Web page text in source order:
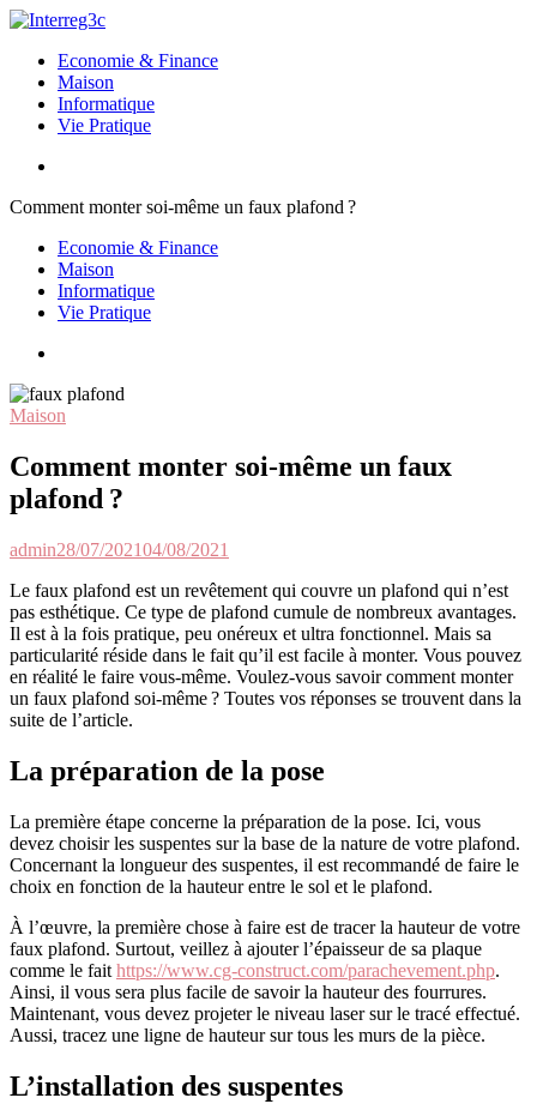
Aller
contenu
Interreg3cEconomie & Finance
Maison
Informatique
Vie Pratique
Comment monter soi-même un faux plafond ?
Economie & Finance
Maison
Informatique
Vie Pratique
Maison
Comment monter soi-même un faux
plafond ?
admin28/07/202104/08/2021
Le faux plafond est un revêtement qui couvre un plafond qui n’est
pas esthétique. Ce type de plafond cumule de nombreux avantages.
Il est à la fois pratique, peu onéreux et ultra fonctionnel. Mais sa
particularité réside dans le fait qu’il est facile à monter. Vous pouvez
en réalité le faire vous-même. Voulez-vous savoir comment monter
un faux plafond soi-même ? Toutes vos réponses se trouvent dans la
suite de l’article.
La préparation de la pose
La première étape concerne la préparation de la pose. Ici, vous
devez choisir les suspentes sur la base de la nature de votre plafond.
Concernant la longueur des suspentes, il est recommandé de faire le
choix en fonction de la hauteur entre le sol et le plafond.
À l’œuvre, la première chose à faire est de tracer la hauteur de votre
faux plafond. Surtout, veillez à ajouter l’épaisseur de sa plaque
comme le fait https://www.cg-construct.com/parachevement.php.
Ainsi, il vous sera plus facile de savoir la hauteur des fourrures.
Maintenant, vous devez projeter le niveau laser sur le tracé effectué.
Aussi, tracez une ligne de hauteur sur tous les murs de la pièce.
L’installation des suspentes